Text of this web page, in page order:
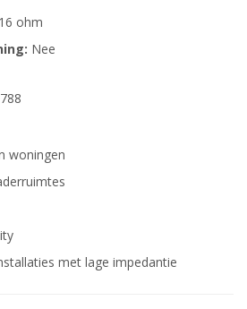
ohm
Nee
woningen
met lage impedantie